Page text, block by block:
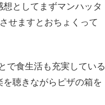
としてまずマンハッタ
せますとおちょくって
で食生活も充実している
聴きながらピザの箱を